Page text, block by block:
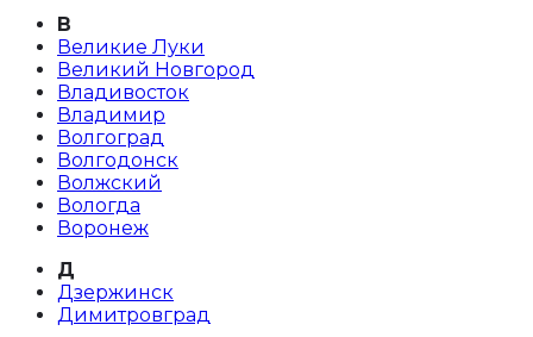
В
Великие Луки
Великий Новгород
Владивосток
Владимир
Волгоград
Волгодонск
Волжский
Вологда
Воронеж
Д
Дзержинск
Димитровград